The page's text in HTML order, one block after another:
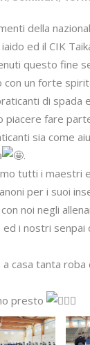
della
iaido ed il CIK
questo fine
con un forte
di spada
piacere fare
sia come
.
tutti i maestri
per i suoi
noi negli
ed i nostri
casa tanta roba
presto